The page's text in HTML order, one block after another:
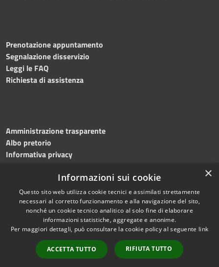
Prenotazione appuntamento
Segnalazione disservizio
Leggi le FAQ
Richiesta di assistenza
Amministrazione trasparente
Albo pretorio
Informativa privacy
Dichiarazione di accessibilità Meccanismo di feedback
RSS
Accessibilità
Copyright © 2026 • Comune di
Bitonto • Powered by
Municipium•
Accesso
redazione
×
Informazioni sui cookie
Questo sito web utilizza cookie tecnici e assimilati strettamente
necessari al corretto funzionamento e alla navigazione del sito,
nonché un cookie tecnico analitico al solo fine di elaborare
informazioni statistiche, aggregate e anonime.
Per maggiori dettagli, può consultare la cookie policy al seguente link
ACCETTA TUTTO RIFIUTA TUTTO